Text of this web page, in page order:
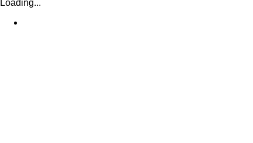
Loading...